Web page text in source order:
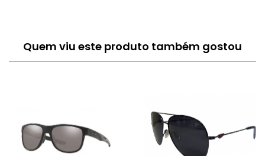
Quem viu este produto também gostou